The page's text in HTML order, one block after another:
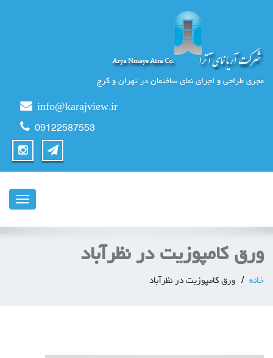
مجری طراحی و اجرای نمای ساختمان در تهران و کرج
info@karajview.ir
09122587553
ناوبری
ورق کامپوزیت در نظرآباد
خانه ورق کامپوزیت در نظرآباد